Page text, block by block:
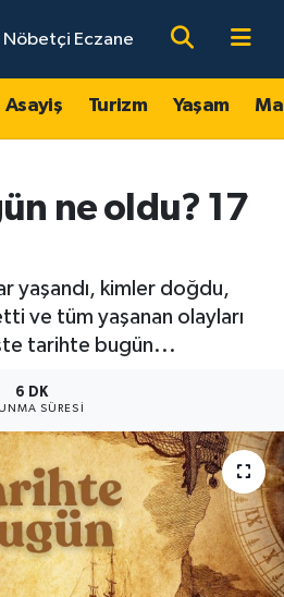
Nöbetçi Eczane
Asayiş Turizm Yaşam
ne oldu? 17
yaşandı, kimler doğdu,
ve tüm yaşanan olayları
tarihte bugün...
6 DK
SÜRESI
Haritası
ve Fikstür